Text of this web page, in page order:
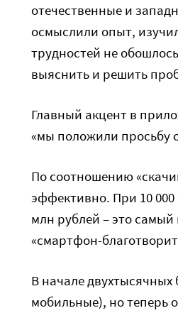
отечественные и
осмыслили опыт,
трудностей не
выяснить и решить
Главный акцент в
«мы положили просьбу
По соотношению
эффективно. При 10 000
млн рублей – это
«смартфон-
В начале
мобильные), но теперь